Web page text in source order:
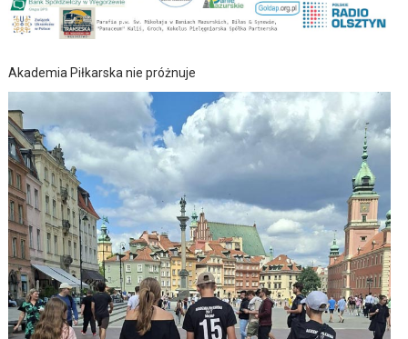
Akademia Piłkarska nie próżnuje